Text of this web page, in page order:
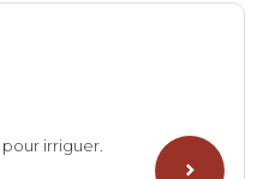
irriguer.